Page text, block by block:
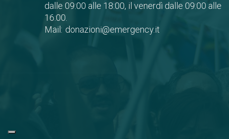
dalle 09:00 alle 18:00, il venerdì dalle 09:00 alle
16:00.
Mail: donazioni@emergency.it